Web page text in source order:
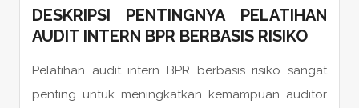
DESKRIPSI PENTINGNYA PELATIHAN
AUDIT INTERN BPR BERBASIS RISIKO
Pelatihan audit intern BPR berbasis risiko sangat
penting untuk meningkatkan kemampuan auditor